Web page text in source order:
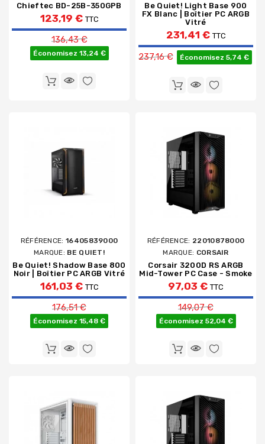
Chieftec BD-25B-350GPB
123,19 € TTC
Prix de base
136,43 €
Économisez 13,24 €
Be Quiet! Light Base 900
FX Blanc | Boîtier PC ARGB
Vitré
231,41 € TTC
Prix de base
237,16 € Économisez 5,74 €
RÉFÉRENCE: 16405839000
MARQUE: BE QUIET!
Be Quiet! Shadow Base 800
Noir | Boîtier PC ARGB Vitré
161,03 € TTC
Prix de base
176,51 €
Économisez 15,48 €
RÉFÉRENCE: 22010878000
MARQUE: CORSAIR
Corsair 3200D RS ARGB
Mid-Tower PC Case - Smoke
97,03 € TTC
Prix de base
149,07 €
Économisez 52,04 €